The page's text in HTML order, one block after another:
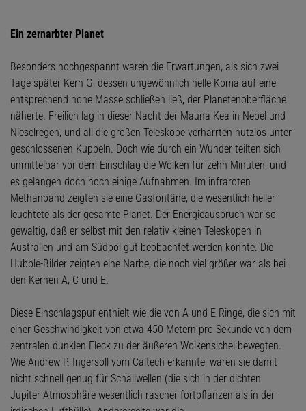
Ein zernarbter Planet
Besonders hochgespannt waren die Erwartungen, als sich zwei
Tage später Kern G, dessen ungewöhnlich helle Koma auf eine
entsprechend hohe Masse schließen ließ, der Planetenoberfläche
näherte. Freilich lag in dieser Nacht der Mauna Kea in Nebel und
Nieselregen, und all die großen Teleskope verharrten nutzlos unter
geschlossenen Kuppeln. Doch wie durch ein Wunder teilten sich
unmittelbar vor dem Einschlag die Wolken für zehn Minuten, und
es gelangen doch noch einige Aufnahmen. Im infraroten
Methanband zeigten sie eine Gasfontäne, die wesentlich heller
leuchtete als der gesamte Planet. Der Energieausbruch war so
gewaltig, daß er selbst mit den relativ kleinen Teleskopen in
Australien und am Südpol gut beobachtet werden konnte. Die
Hubble-Bilder zeigten eine Narbe, die noch viel größer war als bei
den Kernen A, C und E.
Diese Einschlagspur enthielt wie die von A und E Ringe, die sich mit
einer Geschwindigkeit von etwa 450 Metern pro Sekunde von dem
zentralen dunklen Fleck zu der äußeren Wolkensichel bewegten.
Wie Andrew P. Ingersoll vom Caltech erkannte, waren sie damit
nicht schnell genug für Schallwellen (die sich in der dichten
Jupiter-Atmosphäre wesentlich rascher fortpflanzen als in der